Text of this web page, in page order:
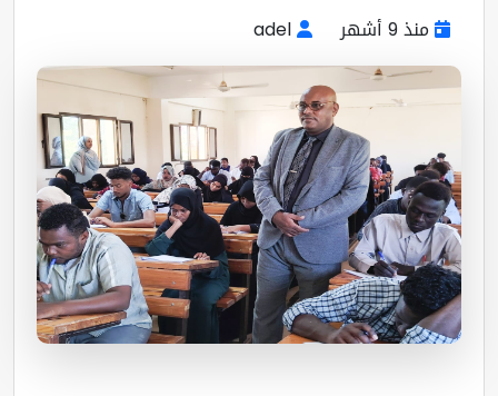
منذ 9 أشهر